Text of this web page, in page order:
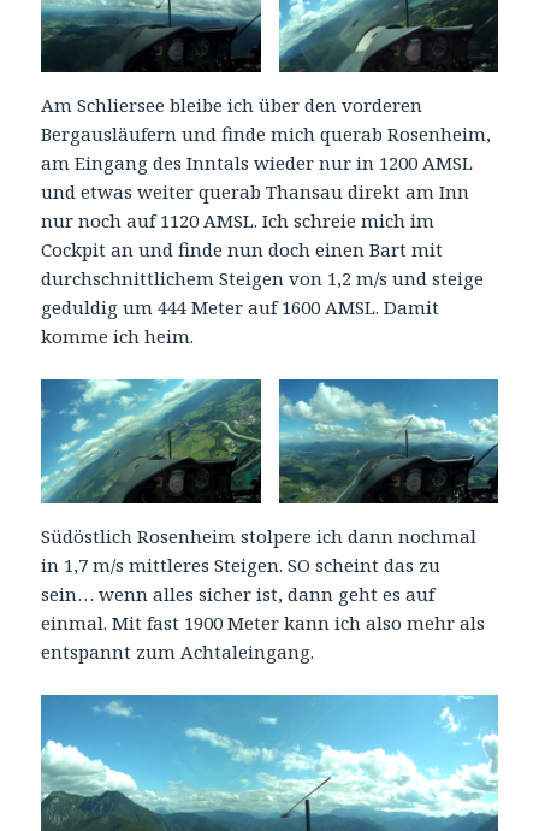
Am Schliersee bleibe ich über den vorderen
Bergausläufern und finde mich querab Rosenheim,
am Eingang des Inntals wieder nur in 1200 AMSL
und etwas weiter querab Thansau direkt am Inn
nur noch auf 1120 AMSL. Ich schreie mich im
Cockpit an und finde nun doch einen Bart mit
durchschnittlichem Steigen von 1,2 m/s und steige
geduldig um 444 Meter auf 1600 AMSL. Damit
komme ich heim.
Südöstlich Rosenheim stolpere ich dann nochmal
in 1,7 m/s mittleres Steigen. SO scheint das zu
sein… wenn alles sicher ist, dann geht es auf
einmal. Mit fast 1900 Meter kann ich also mehr als
entspannt zum Achtaleingang.